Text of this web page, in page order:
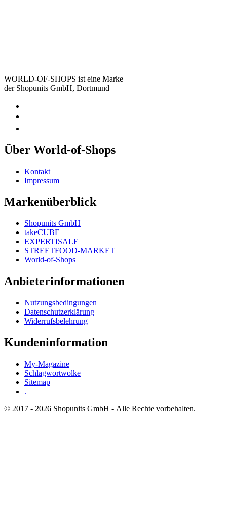
WORLD-OF-SHOPS ist eine Marke
der Shopunits GmbH, Dortmund
Über World-of-Shops
Kontakt
Impressum
Markenüberblick
Shopunits GmbH
takeCUBE
EXPERTISALE
STREETFOOD-MARKET
World-of-Shops
Anbieterinformationen
Nutzungsbedingungen
Datenschutzerklärung
Widerrufsbelehrung
Kundeninformation
My-Magazine
Schlagwortwolke
Sitemap
.
© 2017 - 2026 Shopunits GmbH - Alle Rechte vorbehalten.